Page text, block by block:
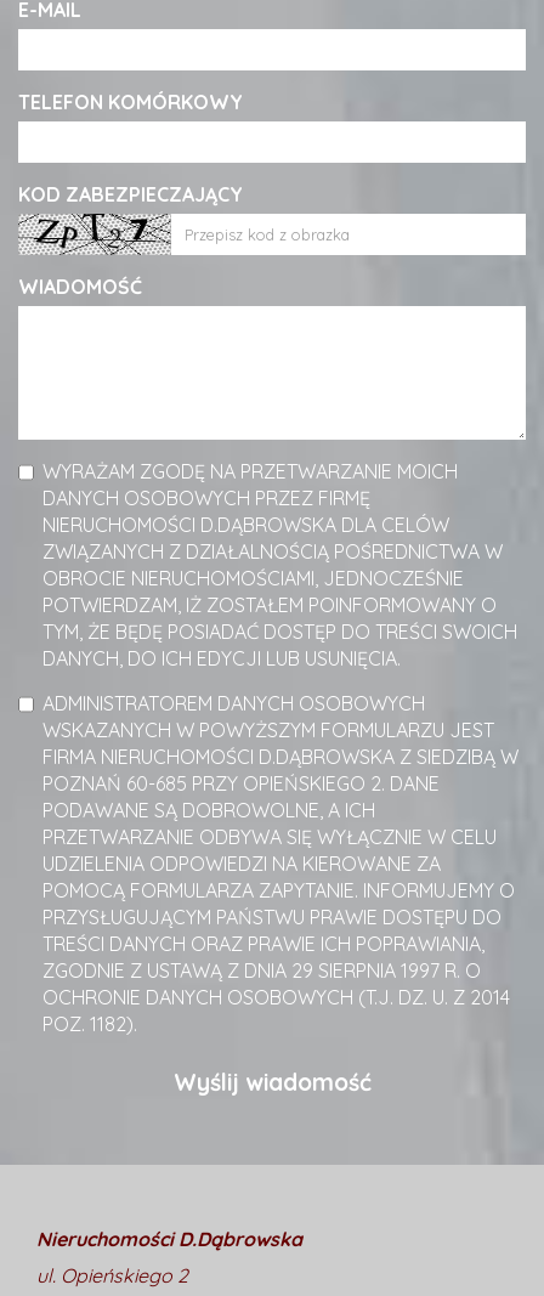
E-MAIL
TELEFON KOMÓRKOWY
KOD ZABEZPIECZAJĄCY
WIADOMOŚĆ
WYRAŻAM ZGODĘ NA PRZETWARZANIE MOICH
DANYCH OSOBOWYCH PRZEZ FIRMĘ
NIERUCHOMOŚCI D.DĄBROWSKA DLA CELÓW
ZWIĄZANYCH Z DZIAŁALNOŚCIĄ POŚREDNICTWA W
OBROCIE NIERUCHOMOŚCIAMI, JEDNOCZEŚNIE
POTWIERDZAM, IŻ ZOSTAŁEM POINFORMOWANY O
TYM, ŻE BĘDĘ POSIADAĆ DOSTĘP DO TREŚCI SWOICH
DANYCH, DO ICH EDYCJI LUB USUNIĘCIA.
ADMINISTRATOREM DANYCH OSOBOWYCH
WSKAZANYCH W POWYŻSZYM FORMULARZU JEST
FIRMA NIERUCHOMOŚCI D.DĄBROWSKA Z SIEDZIBĄ W
POZNAŃ 60-685 PRZY OPIEŃSKIEGO 2. DANE
PODAWANE SĄ DOBROWOLNE, A ICH
PRZETWARZANIE ODBYWA SIĘ WYŁĄCZNIE W CELU
UDZIELENIA ODPOWIEDZI NA KIEROWANE ZA
POMOCĄ FORMULARZA ZAPYTANIE. INFORMUJEMY O
PRZYSŁUGUJĄCYM PAŃSTWU PRAWIE DOSTĘPU DO
TREŚCI DANYCH ORAZ PRAWIE ICH POPRAWIANIA,
ZGODNIE Z USTAWĄ Z DNIA 29 SIERPNIA 1997 R. O
OCHRONIE DANYCH OSOBOWYCH (T.J. DZ. U. Z 2014
POZ. 1182).
Nieruchomości D.Dąbrowska
ul. Opieńskiego 2